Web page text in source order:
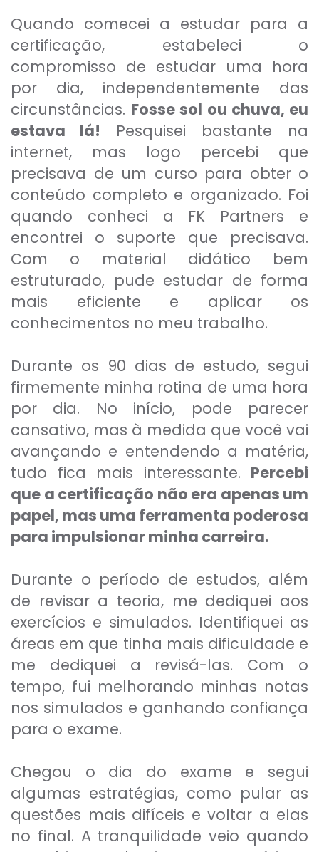
Quando comecei a estudar para a
certificação, estabeleci o
compromisso de estudar uma hora
por dia, independentemente das
circunstâncias. Fosse sol ou chuva, eu
estava lá! Pesquisei bastante na
internet, mas logo percebi que
precisava de um curso para obter o
conteúdo completo e organizado. Foi
quando conheci a FK Partners e
encontrei o suporte que precisava.
Com o material didático bem
estruturado, pude estudar de forma
mais eficiente e aplicar os
conhecimentos no meu trabalho.
Durante os 90 dias de estudo, segui
firmemente minha rotina de uma hora
por dia. No início, pode parecer
cansativo, mas à medida que você vai
avançando e entendendo a matéria,
tudo fica mais interessante. Percebi
que a certificação não era apenas um
papel, mas uma ferramenta poderosa
para impulsionar minha carreira.
Durante o período de estudos, além
de revisar a teoria, me dediquei aos
exercícios e simulados. Identifiquei as
áreas em que tinha mais dificuldade e
me dediquei a revisá-las. Com o
tempo, fui melhorando minhas notas
nos simulados e ganhando confiança
para o exame.
Chegou o dia do exame e segui
algumas estratégias, como pular as
questões mais difíceis e voltar a elas
no final. A tranquilidade veio quando